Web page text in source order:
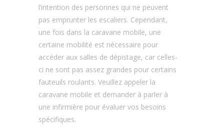
l’intention des personnes qui ne peuvent
pas emprunter les escaliers. Cependant,
une fois dans la caravane mobile, une
certaine mobilité est nécessaire pour
accéder aux salles de dépistage, car celles-
ci ne sont pas assez grandes pour certains
fauteuils roulants. Veuillez appeler la
caravane mobile et demander à parler à
une infirmière pour évaluer vos besoins
spécifiques.